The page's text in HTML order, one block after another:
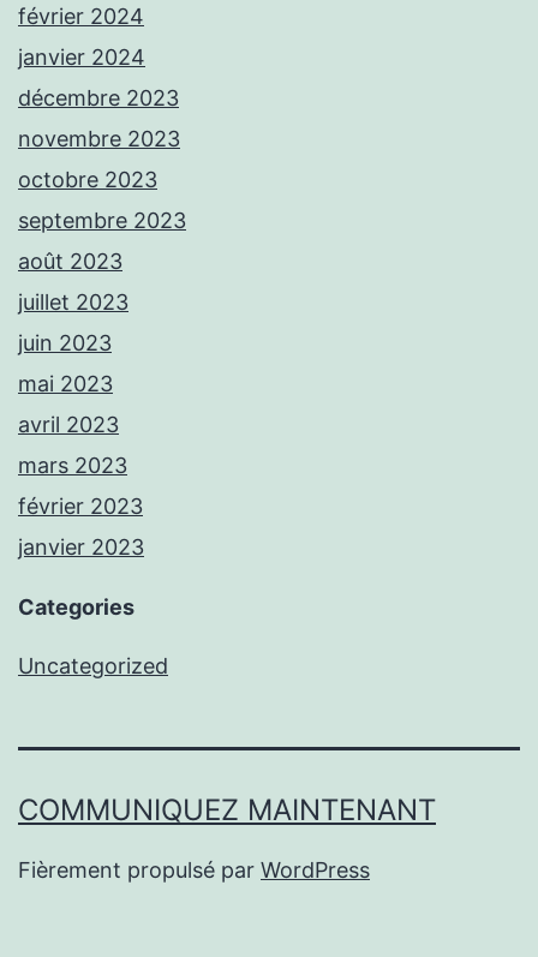
février 2024
janvier 2024
décembre 2023
novembre 2023
octobre 2023
septembre 2023
août 2023
juillet 2023
juin 2023
mai 2023
avril 2023
mars 2023
février 2023
janvier 2023
Categories
Uncategorized
COMMUNIQUEZ MAINTENANT
Fièrement propulsé par WordPress